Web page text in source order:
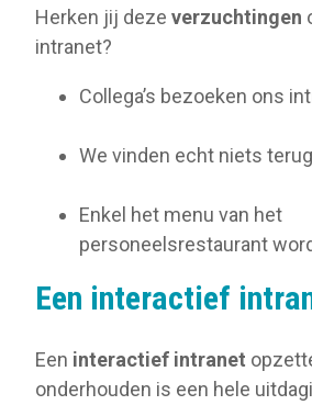
Herken jij deze verzuchtingen
intranet?
Collega’s bezoeken ons
We vinden echt niets
Enkel het menu van het
personeelsrestaurant
Een interactief
Een interactief intranet
onderhouden is een hele